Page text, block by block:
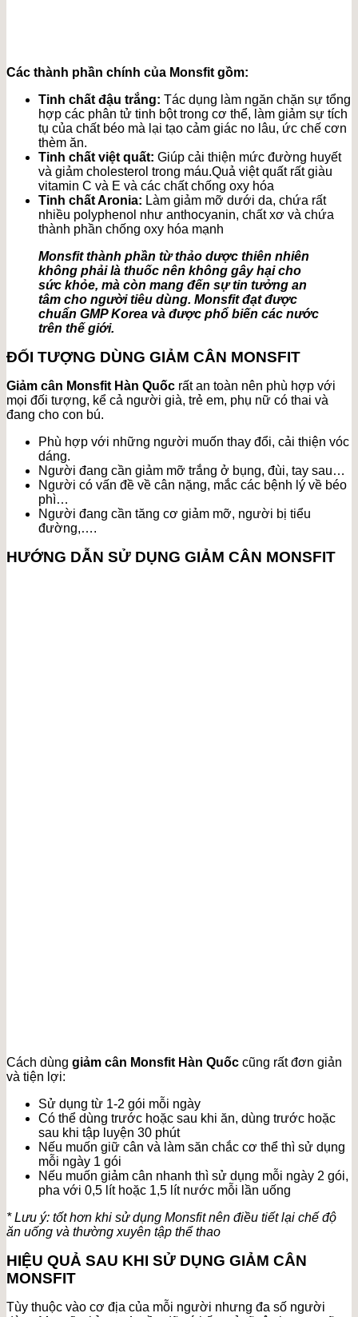
Các thành phần chính của Monsfit gồm:
Tinh chất đậu trắng: Tác dụng làm ngăn chặn sự tổng
hợp các phân tử tinh bột trong cơ thể, làm giảm sự tích
tụ của chất béo mà lại tạo cảm giác no lâu, ức chế cơn
thèm ăn.
Tinh chất việt quất: Giúp cải thiện mức đường huyết
và giảm cholesterol trong máu.Quả việt quất rất giàu
vitamin C và E và các chất chống oxy hóa
Tinh chất Aronia: Làm giảm mỡ dưới da, chứa rất
nhiều polyphenol như anthocyanin, chất xơ và chứa
thành phần chống oxy hóa mạnh
Monsfit thành phần từ thảo dược thiên nhiên
không phải là thuốc nên không gây hại cho
sức khỏe, mà còn mang đến sự tin tưởng an
tâm cho người tiêu dùng. Monsfit đạt được
chuẩn GMP Korea và được phổ biến các nước
trên thế giới.
ĐỐI TƯỢNG DÙNG GIẢM CÂN MONSFIT
Giảm cân Monsfit Hàn Quốc rất an toàn nên phù hợp với
mọi đối tượng, kể cả người già, trẻ em, phụ nữ có thai và
đang cho con bú.
Phù hợp với những người muốn thay đổi, cải thiện vóc
dáng.
Người đang cần giảm mỡ trắng ở bụng, đùi, tay sau…
Người có vấn đề về cân nặng, mắc các bệnh lý về béo
phì…
Người đang cần tăng cơ giảm mỡ, người bị tiểu
đường,….
HƯỚNG DẪN SỬ DỤNG GIẢM CÂN MONSFIT
Cách dùng giảm cân Monsfit Hàn Quốc cũng rất đơn giản
và tiện lợi:
Sử dụng từ 1-2 gói mỗi ngày
Có thể dùng trước hoặc sau khi ăn, dùng trước hoặc
sau khi tập luyện 30 phút
Nếu muốn giữ cân và làm săn chắc cơ thể thì sử dụng
mỗi ngày 1 gói
Nếu muốn giảm cân nhanh thì sử dụng mỗi ngày 2 gói,
pha với 0,5 lít hoặc 1,5 lít nước mỗi lần uống
* Lưu ý: tốt hơn khi sử dụng Monsfit nên điều tiết lại chế độ
ăn uống và thường xuyên tập thể thao
HIỆU QUẢ SAU KHI SỬ DỤNG GIẢM CÂN
MONSFIT
Tùy thuộc vào cơ địa của mỗi người nhưng đa số người